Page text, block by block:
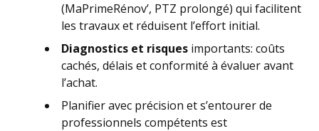
(MaPrimeRénov’, PTZ prolongé) qui facilitent
les travaux et réduisent l’effort initial.
Diagnostics et risques importants: coûts
cachés, délais et conformité à évaluer avant
l’achat.
Planifier avec précision et s’entourer de
professionnels compétents est